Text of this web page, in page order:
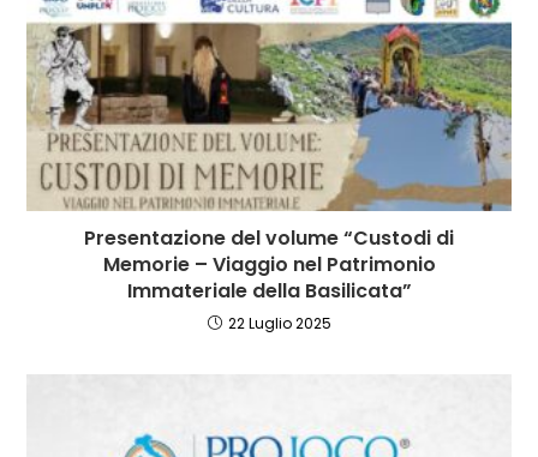
Presentazione del volume “Custodi di
Memorie – Viaggio nel Patrimonio
Immateriale della Basilicata”
22 Luglio 2025